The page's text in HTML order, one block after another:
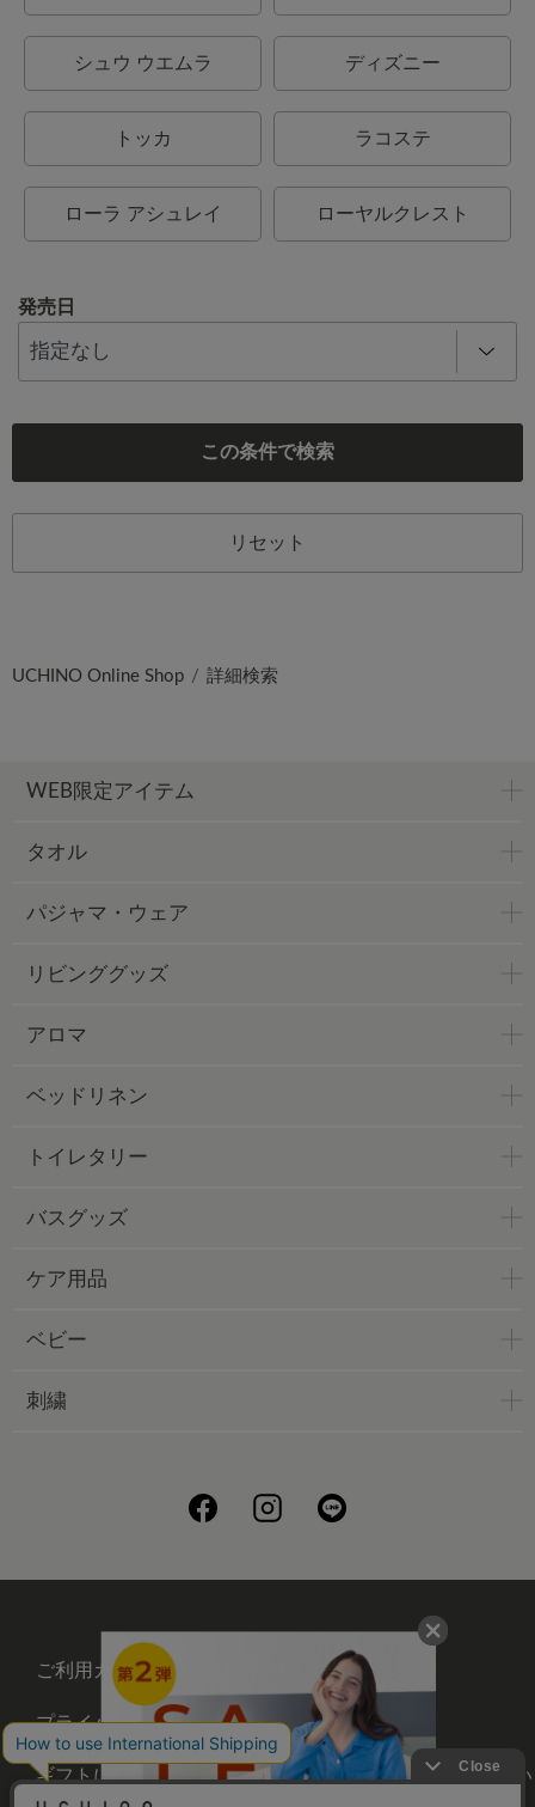
シュウ ウエムラ ディズニー
トッカ ラコステ
ローラ アシュレイ ローヤルクレスト
発売日
この条件で検索
リセット
UCHINO Online Shop 詳細検索
WEB限定アイテム
タオル
パジャマ・ウェア
リビンググッズ
アロマ
ベッドリネン
トイレタリー
バスグッズ
ケア用品
ベビー
刺繍
ご利用ガイド 会社概要
プライバシーポリシー 刺繍について
ギフトについて
UCHINOメンバーズについ